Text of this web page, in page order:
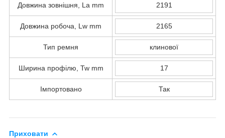
Довжина зовнішня, La mm 2191
Довжина робоча, Lw mm 2165
Тип ремня клинової
Ширина профілю, Tw mm 17
Імпортовано Так
Приховати